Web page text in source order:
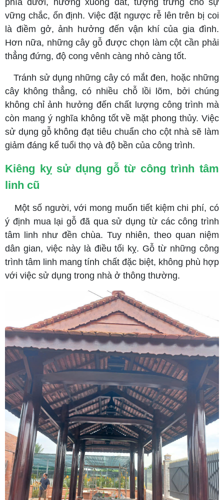
vững chắc, ổn định. Việc đặt ngược rễ lên trên bị coi
là điềm gở, ảnh hưởng đến vận khí của gia đình.
Hơn nữa, những cây gỗ được chọn làm cột cần phải
thẳng đứng, độ cong vênh càng nhỏ càng tốt.
Tránh sử dụng những cây có mắt đen, hoặc những
cây không thẳng, có nhiều chỗ lồi lõm, bởi chúng
không chỉ ảnh hưởng đến chất lượng công trình mà
còn mang ý nghĩa không tốt về mặt phong thủy. Việc
sử dụng gỗ không đạt tiêu chuẩn cho cột nhà sẽ làm
giảm đáng kể tuổi thọ và độ bền của công trình.
Kiêng kỵ sử dụng gỗ từ công trình tâm
linh cũ
Một số người, với mong muốn tiết kiệm chi phí, có
ý định mua lại gỗ đã qua sử dụng từ các công trình
tâm linh như đền chùa. Tuy nhiên, theo quan niệm
dân gian, việc này là điều tối kỵ. Gỗ từ những công
trình tâm linh mang tính chất đặc biệt, không phù hợp
với việc sử dụng trong nhà ở thông thường.